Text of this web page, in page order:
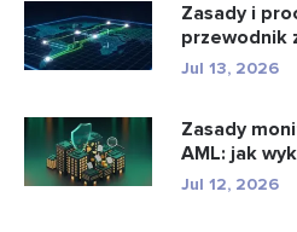
Zasady i
przewodnik
Jul 13, 2026
Zasady
AML: jak
Jul 12, 2026